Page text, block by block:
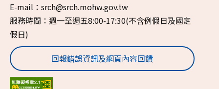
E-mail：srch@srch.mohw.gov.tw
服務時間：週一至週五8:00-17:30(不含例假日及國定
假日)
回報錯誤資訊及網頁內容回饋